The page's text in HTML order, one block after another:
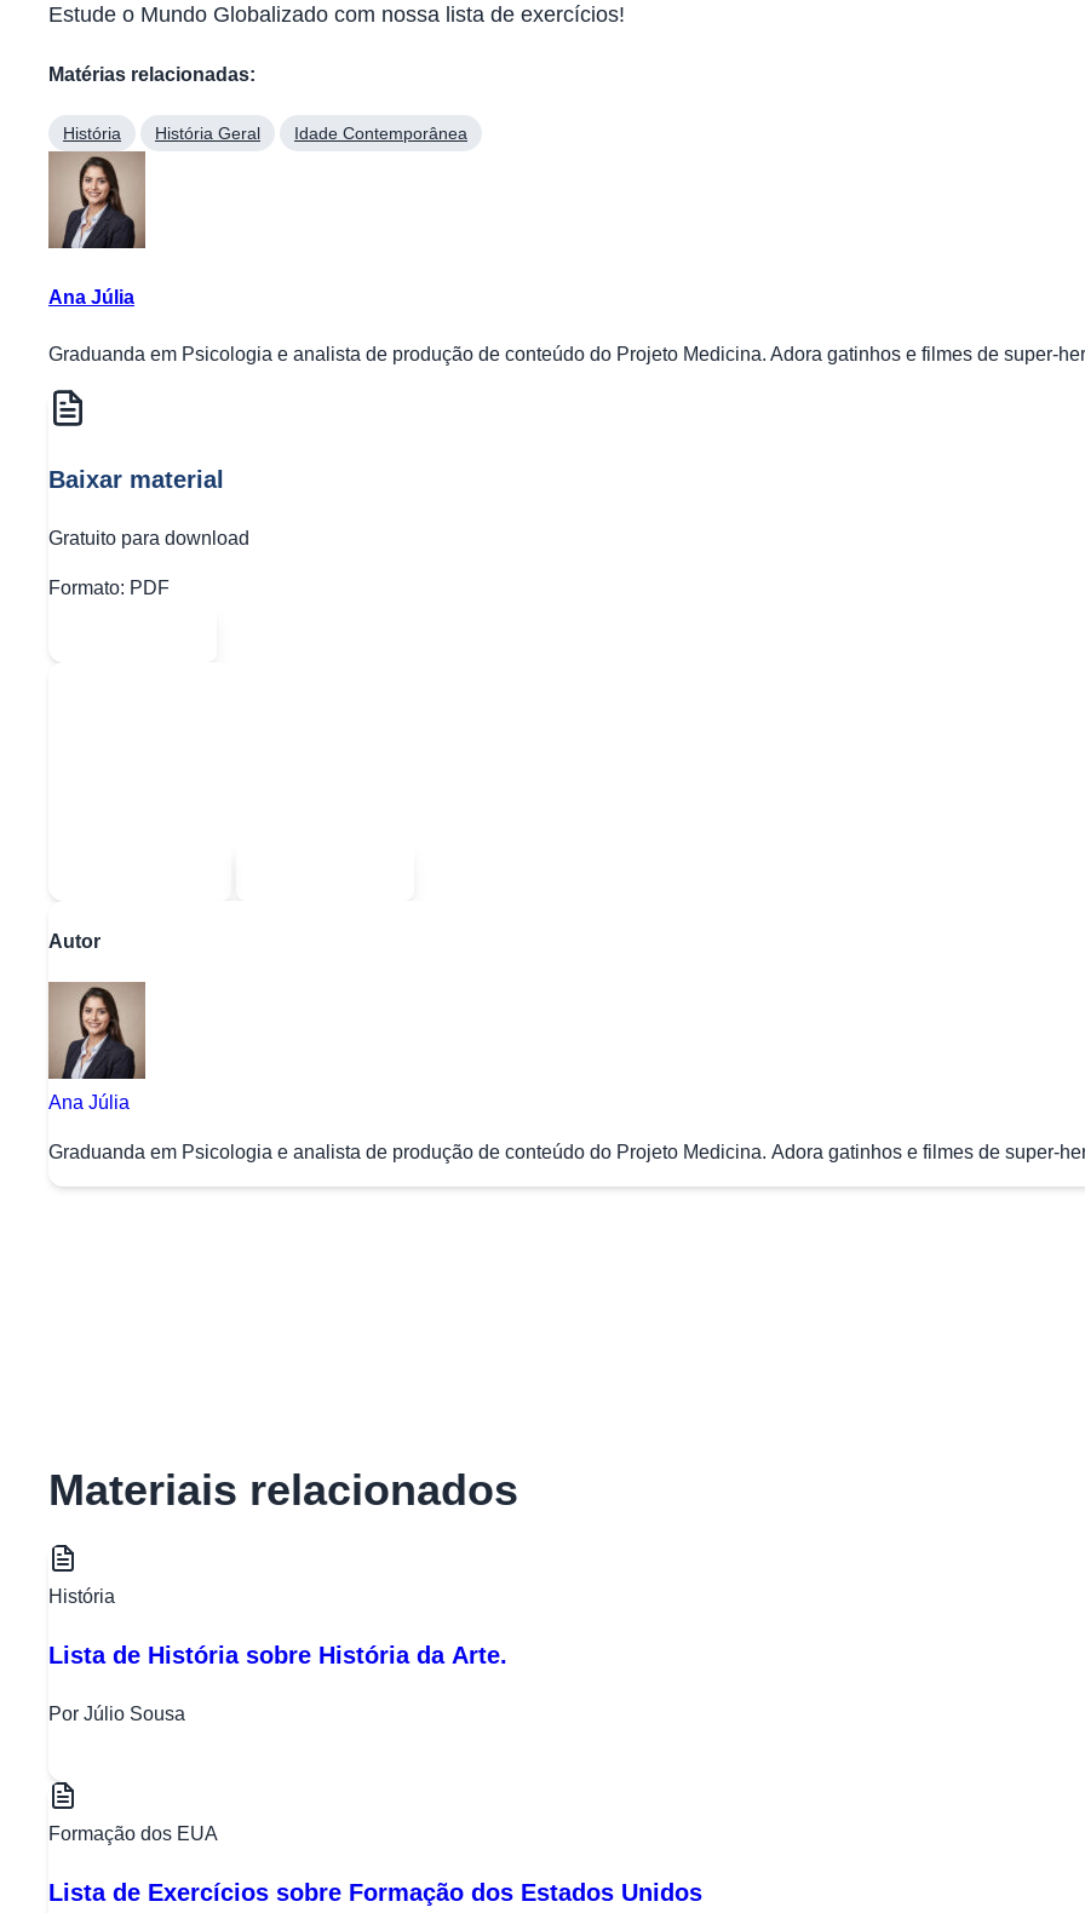
Estude o Mundo Globalizado com nossa lista de exercícios!
Matérias relacionadas:
História História Geral Idade Contemporânea
Ana Júlia
Graduanda em Psicologia e analista de produção de conteúdo do Projeto Medicina. Adora gatinhos e filmes de super-
Baixar material
Gratuito para download
Formato: PDF
Autor
Ana Júlia
Graduanda em Psicologia e analista de produção de conteúdo do Projeto Medicina. Adora gatinhos e filmes de super-
Materiais relacionados
História
Lista de História sobre História da Arte.
Por Júlio Sousa
Formação dos EUA
Lista de Exercícios sobre Formação dos Estados Unidos